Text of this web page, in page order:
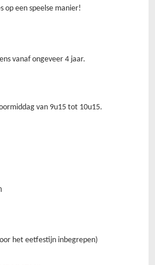
op een speelse manier!
vanaf ongeveer 4 jaar.
van 9u15 tot 10u15.
het eetfestijn inbegrepen)